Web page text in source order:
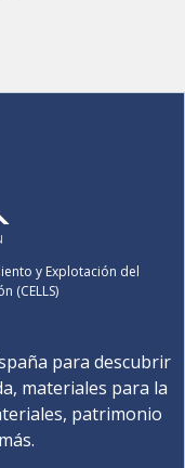
y Explotación del
(CELLS)
para descubrir
materiales para la
patrimonio